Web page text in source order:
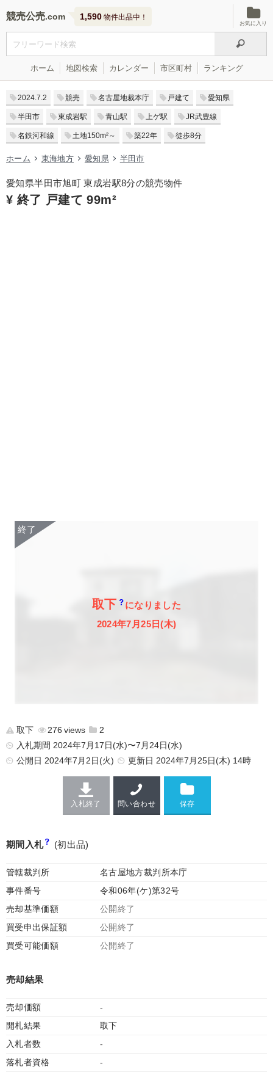
競売公売 1,590 物件出品中！
お気に入り
ホーム 地図検索 カレンダー 市区町村 ランキング
2024.7.2 競売 名古屋地裁本庁 戸建て 愛知県
半田市 東成岩駅 青山駅 上ゲ駅 JR武豊線
名鉄河和線 土地150m²～ 築22年 徒歩8分
ホーム 東海地方 愛知県 半田市
愛知県半田市旭町 東成岩駅8分の競売物件
¥ 終了 戸建て 99m²
取下
になりました
2024年7月25日(木)
取下 276
2
入札期間 2024年7月17日(水)〜7月24日(水)
公開日 2024年7月2日(火) 更新日 2024年7月25日(木) 14時
入札終了 問い合わせ
期間入札 (初出品)
管轄裁判所
名古屋地方裁判所本庁
事件番号
令和06年(ケ)第32号
売却基準価額
公開終了
買受申出保証額
公開終了
買受可能価額
公開終了
売却結果
売却価額
-
開札結果
取下
入札者数
-
落札者資格
-